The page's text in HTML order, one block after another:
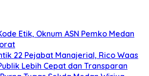
Etik, Oknum ASN Pemko Medan
22 Pejabat Manajerial, Rico Waas
Lebih Cepat dan Transparan